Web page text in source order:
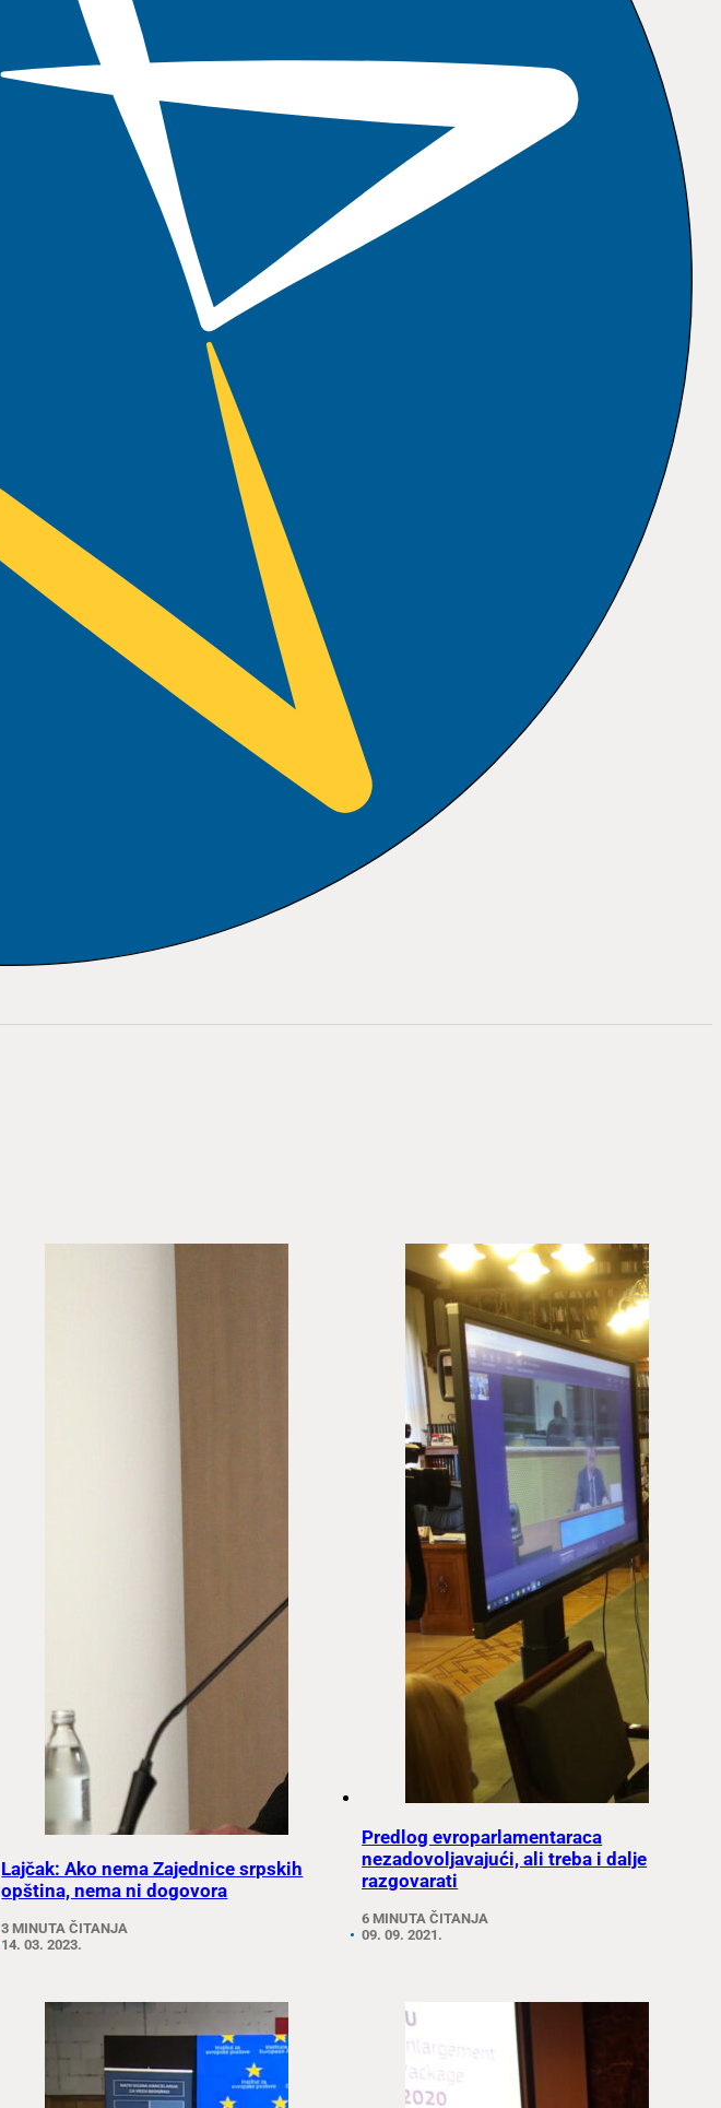
Lajčak: Ako nema Zajednice srpskih
opština, nema ni dogovora
3 MINUTA ČITANJA
14. 03. 2023.
Predlog evroparlamentaraca
nezadovoljavajući, ali treba i dalje
razgovarati
6 MINUTA ČITANJA
09. 09. 2021.